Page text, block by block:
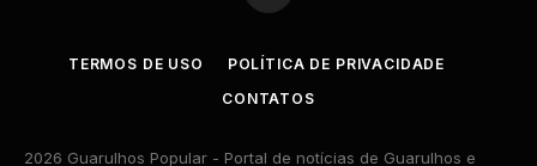
TERMOS DE USO
POLÍTICA DE PRIVACIDADE
CONTATOS
2026 Guarulhos Popular - Portal de notícias de Guarulhos e